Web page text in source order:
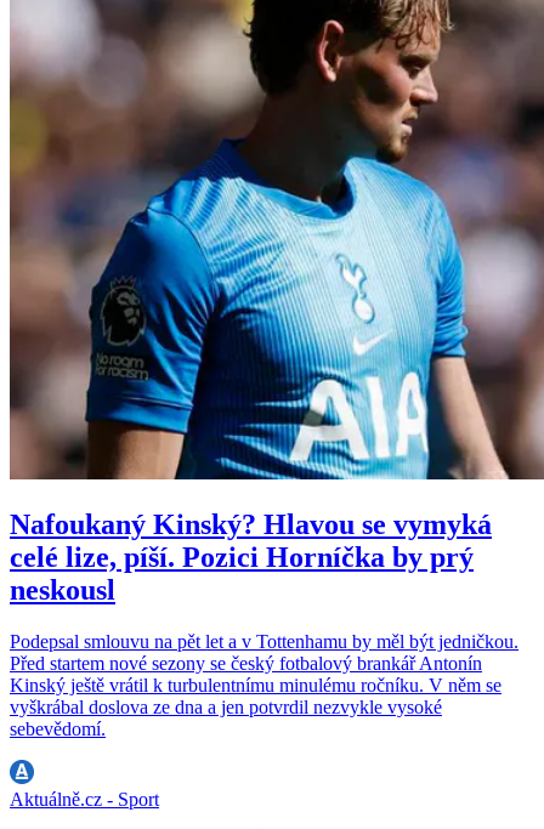
Nafoukaný Kinský? Hlavou se vymyká
celé lize, píší. Pozici Horníčka by prý
neskousl
Podepsal smlouvu na pět let a v Tottenhamu by měl být jedničkou.
Před startem nové sezony se český fotbalový brankář Antonín
Kinský ještě vrátil k turbulentnímu minulému ročníku. V něm se
vyškrábal doslova ze dna a jen potvrdil nezvykle vysoké
sebevědomí.
Aktuálně.cz - Sport